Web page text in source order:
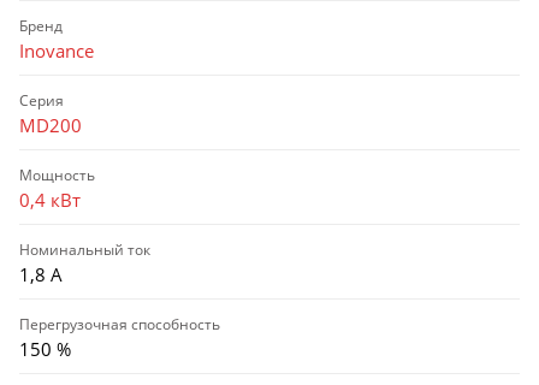
Бренд
Inovance
Серия
MD200
Мощность
0,4 кВт
Номинальный ток
1,8 А
Перегрузочная способность
150 %